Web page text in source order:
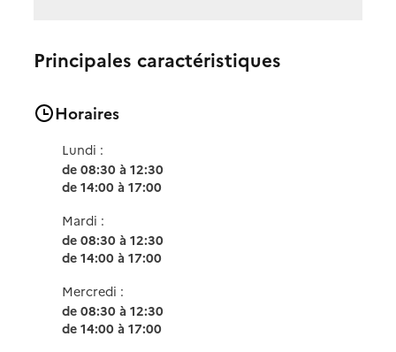
Principales caractéristiques
Horaires
Lundi :
de 08:30 à 12:30
de 14:00 à 17:00
Mardi :
de 08:30 à 12:30
de 14:00 à 17:00
Mercredi :
de 08:30 à 12:30
de 14:00 à 17:00